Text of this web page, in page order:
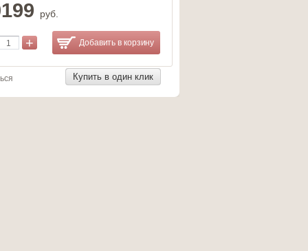
руб.
+ Добавить в корзину
Купить в один клик